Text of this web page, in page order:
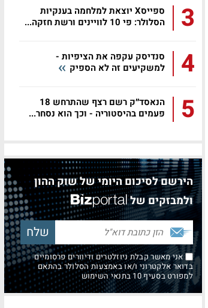
3
ספייסX יוצאת למלחמה בענקיות
הסלולר: פי 10 לוויינים ורשת חזקה...
4
סנדיסק עקפה את הציפיות -
למשקיעים זה לא הספיק
5
הנאסד״ק רשם רצף שהתרחש 18
פעמים בהיסטוריה - וכך הוא נסחר...
הירשם לסיכום היומי של שוק ההון
ולמבזקים של
אני מאשר קבלת ניוזלטרים ודיוורים פרסומיים
בדואר אלקטרוני ו/או באמצעות הסלולר בהתאם
למפורט בסעיף 10 בתנאי השימוש